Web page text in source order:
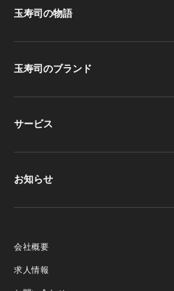
玉寿司の物語
玉寿司のブランド
サービス
お知らせ
会社概要
求人情報